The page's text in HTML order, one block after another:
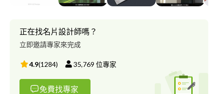
的設計作品，期待能有機會為您提供卓越的設計服務！
正在找名片設計師嗎？
立即邀請專家來完成
4.9(1284) 35,769 位專家
免費找專家